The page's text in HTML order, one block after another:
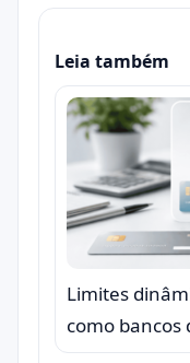
Leia também
Limites
como